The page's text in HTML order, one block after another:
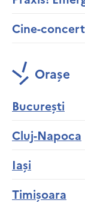
Cine-
Orașe
București
Cluj-Napoca
Iași
Timișoara